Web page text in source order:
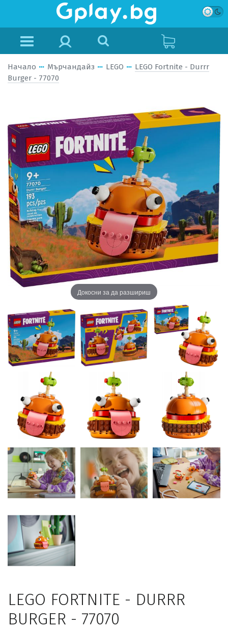
Начало Мърчандайз LEGO
LEGO Fortnite - Durrr
Burger - 77070
Докосни за да разшириш
LEGO FORTNITE - DURRR
BURGER - 77070